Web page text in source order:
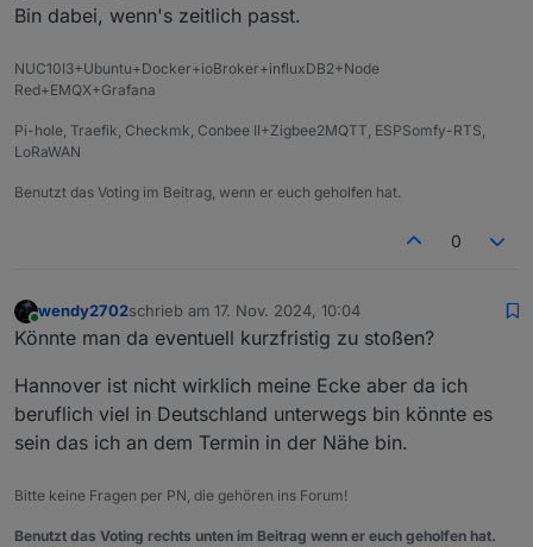
Für den Anfang, um sich mal ranzutasten , würde
ich ne Teilnehmerzahl von max. 10 Leuten
By the way... ich heisse Stephan
Bin dabei, wenn's zeitlich passt.
NUC10I3+Ubuntu+Docker+ioBroker+influxDB2+Node
Red+EMQX+Grafana
Pi-hole, Traefik, Checkmk, Conbee II+Zigbee2MQTT, ESPSomfy-RTS,
LoRaWAN
Benutzt das Voting im Beitrag, wenn er euch geholfen hat.
0
Online
wendy2702schrieb am 17. Nov. 2024, 10:04
zuletzt editiert von
Könnte man da eventuell kurzfristig zu stoßen?
Hannover ist nicht wirklich meine Ecke aber da ich
beruflich viel in Deutschland unterwegs bin könnte es
sein das ich an dem Termin in der Nähe bin.
Bitte keine Fragen per PN, die gehören ins Forum!
Benutzt das Voting rechts unten im Beitrag wenn er euch geholfen hat.